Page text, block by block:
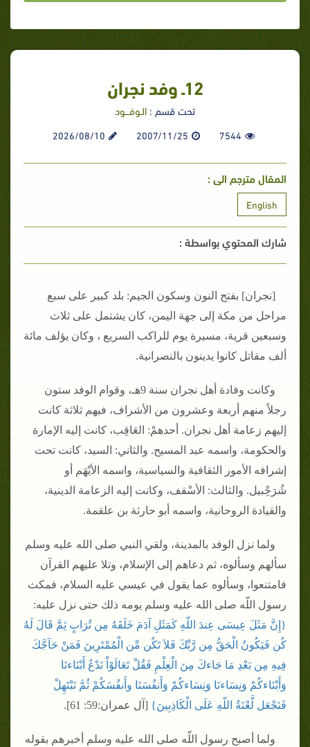
12ـ وفد نجران‏
تحت قسم : الـوفـــود
7544
2007/11/25
2026/08/10
المقال مترجم الى :
English
شارك المحتوي بواسطة :
‏[‏نجران‏]‏ بفتح النون وسكون الجيم‏:‏ بلد كبير على سبع
مراحل من مكة إلى جهة اليمن، كان يشتمل على ثلاث
وسبعين قرية، مسيرة يوم للراكب السريع ، وكان يؤلف مائة
ألف مقاتل كانوا يدينون بالنصرانية‏.‏
وكانت وفادة أهل نجران سنة 9هـ، وقوام الوفد ستون
رجلاً منهم أربعة وعشرون من الأشراف، فيهم ثلاثة كانت
إليهم زعامة أهل نجران‏.‏ أحدهمْ‏:‏ العَاقِب، كانت إليه الإمارة
والحكومة، واسمه عبد المسيح‏.‏ والثاني‏:‏ السيد، كانت تحت
إشرافه الأمور الثقافية والسياسية، واسمه الأيْهَم أو
شُرَحِْبيل‏.‏ والثالث‏:‏ الأسْقف، وكانت إليه الزعامة الدينية،
والقيادة الروحانية، واسمه أبو حارثة بن علقمة‏.‏
ولما نزل الوفد بالمدينة، ولقي النبي صلى الله عليه وسلم
سألهم وسألوه، ثم دعاهم إلى الإسلام، وتلا عليهم القرآن
فامتنعوا، وسألوه عما يقول في عيسي عليه السلام، فمكث
رسول اللّه صلى الله عليه وسلم يومه ذلك حتى نزل عليه‏:‏
{‏إِنَّ مَثَلَ عِيسَى عِندَ اللّهِ كَمَثَلِ آدَمَ خَلَقَهُ مِن تُرَابٍ ثِمَّ قَالَ لَهُ
كُن فَيَكُونُ الْحَقُّ مِن رَّبِّكَ فَلاَ تَكُن مِّن الْمُمْتَرِينَ فَمَنْ حَآجَّكَ
فِيهِ مِن بَعْدِ مَا جَاءكَ مِنَ الْعِلْمِ فَقُلْ تَعَالَوْاْ نَدْعُ أَبْنَاءنَا
وَأَبْنَاءكُمْ وَنِسَاءنَا وَنِسَاءكُمْ وَأَنفُسَنَا وأَنفُسَكُمْ ثُمَّ نَبْتَهِلْ
فَنَجْعَل لَّعْنَةُ اللّهِ عَلَى الْكَاذِبِينَ‏} ‏ ‏[‏آل عمران‏:‏59: 61‏]‏‏.‏
ولما أصبح رسول اللّه صلى الله عليه وسلم أخبرهم بقوله